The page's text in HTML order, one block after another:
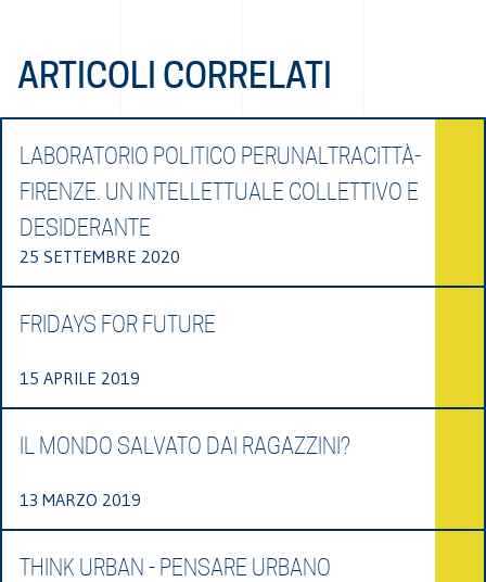
ARTICOLI CORRELATI
LABORATORIO POLITICO PERUNALTRACITTÀ-
FIRENZE. UN INTELLETTUALE COLLETTIVO E
DESIDERANTE
25 SETTEMBRE 2020
FRIDAYS FOR FUTURE
15 APRILE 2019
IL MONDO SALVATO DAI RAGAZZINI?
13 MARZO 2019
THINK URBAN - PENSARE URBANO